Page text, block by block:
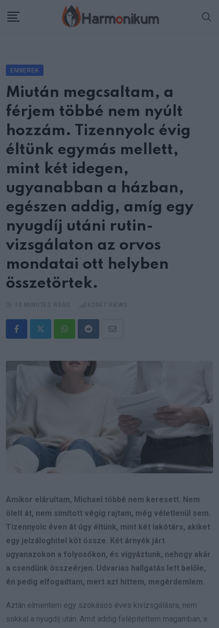
EMBEREK
Miután megcsaltam, a
férjem többé nem nyúlt
hozzám. Tizennyolc évig
éltünk egymás mellett,
mint két idegen,
ugyanabban a házban,
egészen addig, amíg egy
nyugdíj utáni rutin-
vizsgálaton az orvos
mondatai ott helyben
összetörtek.
WhatsappRedditShare
Amikor elárultam, Michael többé nem keresett. Nem
ölelt át, nem simított végig rajtam, még véletlenül sem.
Tizennyolc éven át úgy éltünk, mint két lakótárs, akiket
egy jelzáloghitel köt össze. Két árnyék járt
ugyanazokon a folyosókon, és vigyáztunk, nehogy akár
a csendünk összeérjen. Udvarias hallgatás lett belőle,
én pedig elfogadtam, mert azt hittem, megérdemlem.
Aztán elmentem egy szokásos éves kivizsgálásra, nem
sokkal a nyugdíj után. Amit addig felépítettem magamban, a